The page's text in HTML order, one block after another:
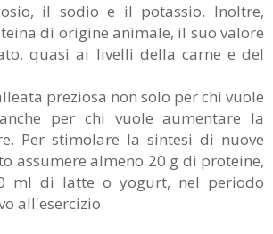
il sodio e il potassio. Inoltre,
di origine animale, il suo valore
quasi ai livelli della carne e del
preziosa non solo per chi vuole
per chi vuole aumentare la
Per stimolare la sintesi di nuove
assumere almeno 20 g di proteine,
ml di latte o yogurt, nel periodo
all'esercizio.